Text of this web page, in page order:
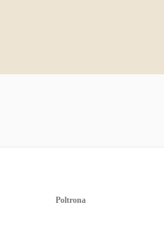
Poltrona